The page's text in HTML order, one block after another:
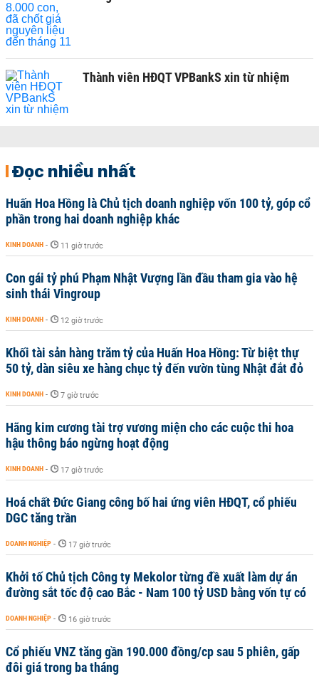
Thành viên HĐQT VPBankS xin từ nhiệm
Đọc nhiều nhất
Huấn Hoa Hồng là Chủ tịch doanh nghiệp vốn 100 tỷ, góp cổ
phần trong hai doanh nghiệp khác
KINH DOANH - 11 giờ trước
Con gái tỷ phú Phạm Nhật Vượng lần đầu tham gia vào hệ
sinh thái Vingroup
KINH DOANH - 12 giờ trước
Khối tài sản hàng trăm tỷ của Huấn Hoa Hồng: Từ biệt thự
50 tỷ, dàn siêu xe hàng chục tỷ đến vườn tùng Nhật đắt đỏ
KINH DOANH - 7 giờ trước
Hãng kim cương tài trợ vương miện cho các cuộc thi hoa
hậu thông báo ngừng hoạt động
KINH DOANH - 17 giờ trước
Hoá chất Đức Giang công bố hai ứng viên HĐQT, cổ phiếu
DGC tăng trần
DOANH NGHIỆP - 17 giờ trước
Khởi tố Chủ tịch Công ty Mekolor từng đề xuất làm dự án
đường sắt tốc độ cao Bắc - Nam 100 tỷ USD bằng vốn tự có
DOANH NGHIỆP - 16 giờ trước
Cổ phiếu VNZ tăng gần 190.000 đồng/cp sau 5 phiên, gấp
đôi giá trong ba tháng